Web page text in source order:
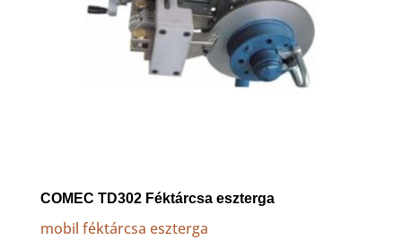
COMEC TD302 Féktárcsa eszterga
mobil féktárcsa eszterga